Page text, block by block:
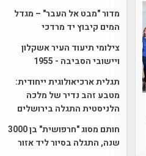
מדור "מבט אל העבר" – מגדל
המים קיבוץ יד מרדכי
צילומי תיעוד העיר אשקלון
ויישובי הסביבה - 1955
תגלית ארכיאולוגית ייחודית:
מטבע זהב נדיר של מלכה
הלניסטית התגלה בירושלים
חותם מסוג "חרפושית" בן 3000
שנה, התגלה בסיור ליד אזור